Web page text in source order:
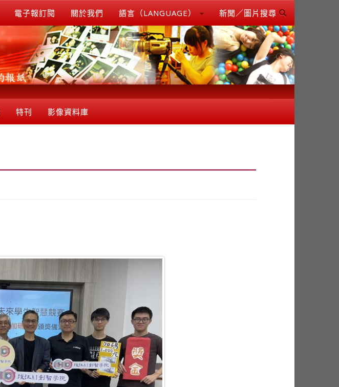
電子報訂閱 關於我們 語言（LANGUAGE） 新聞／圖片搜尋
特刊 影像資料庫